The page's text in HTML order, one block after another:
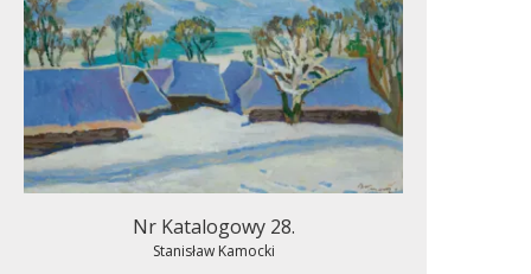
Nr Katalogowy 28.
Stanisław Kamocki